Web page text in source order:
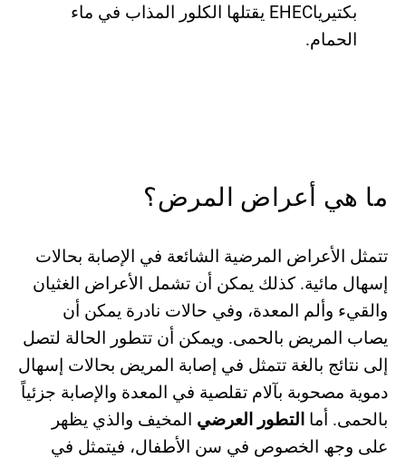
بكتیریاEHEC یقتلھا الكلور المذاب في ماء
الحمام.
ما ھي أعراض المرض؟
تتمثل الأعراض المرضیة الشائعة في الإصابة بحالات
إسھال مائیة. كذلك یمكن أن تشمل الأعراض الغثیان
والقيء وألم المعدة، وفي حالات نادرة یمكن أن
یصاب المریض بالحمى. ویمكن أن تتطور الحالة لتصل
إلى نتائج بالغة تتمثل في إصابة المریض بحالات إسھال
دمویة مصحوبة بآلام تقلصیة في المعدة والإصابة جزئیاً
بالحمى. أما التطور العرضي المخیف والذي یظھر
على وجھ الخصوص في سن الأطفال، فیتمثل في